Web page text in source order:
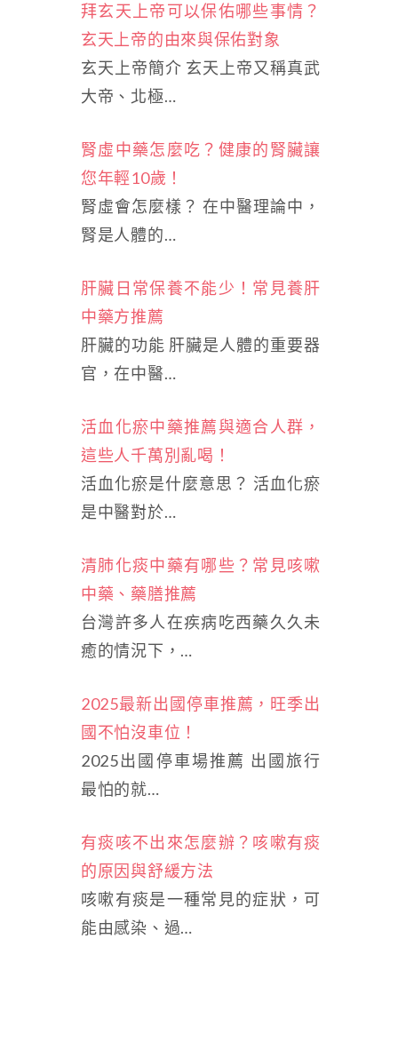
拜玄天上帝可以保佑哪些事情？
玄天上帝的由來與保佑對象
玄天上帝簡介 玄天上帝又稱真武
大帝、北極…
腎虛中藥怎麼吃？健康的腎臟讓
您年輕10歲！
腎虛會怎麼樣？ 在中醫理論中，
腎是人體的…
肝臟日常保養不能少！常見養肝
中藥方推薦
肝臟的功能 肝臟是人體的重要器
官，在中醫…
活血化瘀中藥推薦與適合人群，
這些人千萬別亂喝！
活血化瘀是什麼意思？ 活血化瘀
是中醫對於…
清肺化痰中藥有哪些？常見咳嗽
中藥、藥膳推薦
台灣許多人在疾病吃西藥久久未
癒的情況下，…
2025最新出國停車推薦，旺季出
國不怕沒車位！
2025出國停車場推薦 出國旅行
最怕的就…
有痰咳不出來怎麼辦？咳嗽有痰
的原因與舒緩方法
咳嗽有痰是一種常見的症狀，可
能由感染、過…